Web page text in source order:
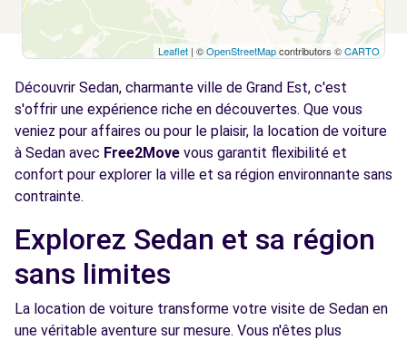
Leaflet | ©OpenStreetMapcontributors ©CARTO
Découvrir Sedan, charmante ville de Grand Est, c'est
s'offrir une expérience riche en découvertes. Que vous
veniez pour affaires ou pour le plaisir, la location de voiture
à Sedan avec Free2Move vous garantit flexibilité et
confort pour explorer la ville et sa région environnante sans
contrainte.
Explorez Sedan et sa région
sans limites
La location de voiture transforme votre visite de Sedan en
une véritable aventure sur mesure. Vous n'êtes plus